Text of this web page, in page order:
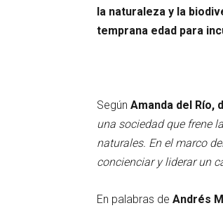
la naturaleza y la
temprana edad para
Según Amanda del Río,
una sociedad que frene
naturales. En el marco
concienciar y liderar un
En palabras de Andrés